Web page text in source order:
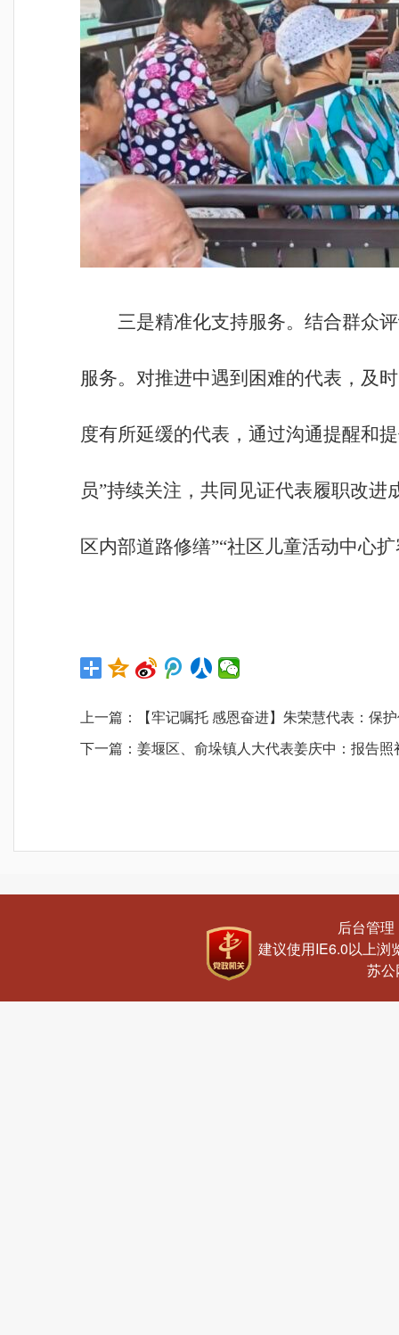
三是精准化支持服务。结合群众
服务。对推进中遇到困难的代表，及
度有所延缓的代表，通过沟通提醒和
员”持续关注，共同见证代表履职改
区内部道路修缮”“社区儿童活动中心
上一篇：
【牢记嘱托 感恩奋进】朱荣慧代表：保
下一篇：姜堰区、俞垛镇人大代表姜庆中：报告
后台管理
建议使用IE6.0以上
苏